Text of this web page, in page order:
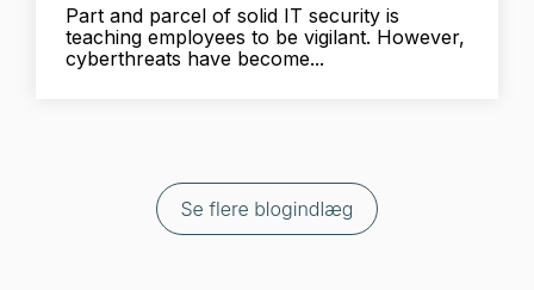
Part and parcel of solid IT security is
teaching employees to be vigilant. However,
cyberthreats have become...